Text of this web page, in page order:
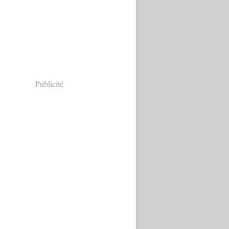
Publicité